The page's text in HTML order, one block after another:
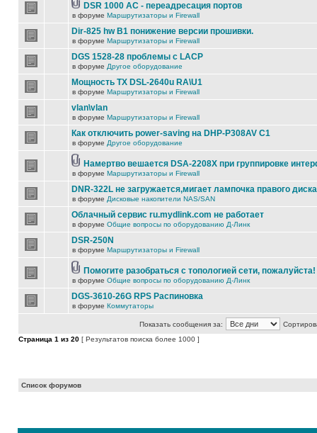
DSR 1000 AC - переадресация портов
в форуме Маршрутизаторы и Firewall
Dir-825 hw B1 понижение версии прошивки.
в форуме Маршрутизаторы и Firewall
DGS 1528-28 проблемы с LACP
в форуме Другое оборудование
Мощность TX DSL-2640u RA\U1
в форуме Маршрутизаторы и Firewall
vlan\vlan
в форуме Маршрутизаторы и Firewall
Как отключить power-saving на DHP-P308AV C1
в форуме Другое оборудование
Намертво вешается DSA-2208X при группировке
в форуме Маршрутизаторы и Firewall
DNR-322L не загружается,мигает лампочка правого диска
в форуме Дисковые накопители NAS/SAN
Облачный сервис ru.mydlink.com не работает
в форуме Общие вопросы по оборудованию Д-Линк
DSR-250N
в форуме Маршрутизаторы и Firewall
Помогите разобраться с топологией сети, пожалуйста!
в форуме Общие вопросы по оборудованию Д-Линк
DGS-3610-26G RPS Распиновка
в форуме Коммутаторы
Показать сообщения за:
Страница 1 из 20 [ Результатов поиска более 1000 ]
Список форумов